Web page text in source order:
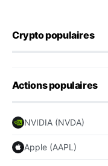
Crypto populaires
Actions populaires
NVIDIA (NVDA)
Apple (AAPL)